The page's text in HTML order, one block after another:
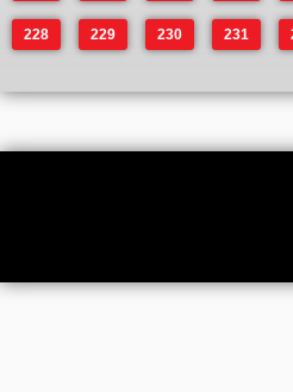
228 229 230 231